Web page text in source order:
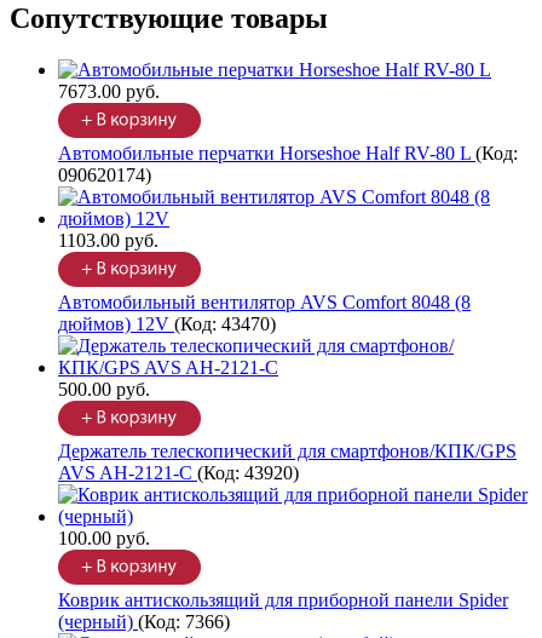
Сопутствующие товары
7673.00 руб.
Автомобильные перчатки Horseshoe Half RV-80 L (Код:
090620174)
1103.00 руб.
Автомобильный вентилятор AVS Comfort 8048 (8
дюймов) 12V (Код: 43470)
500.00 руб.
Держатель телескопический для смартфонов/КПК/GPS
AVS AH-2121-C (Код: 43920)
100.00 руб.
Коврик антискользящий для приборной панели Spider
(черный) (Код: 7366)